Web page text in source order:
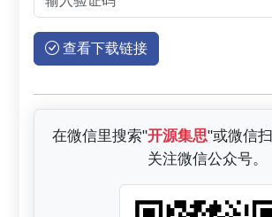
查看下载链接
在微信里搜索"开源集思"或微信
关注微信公众号。